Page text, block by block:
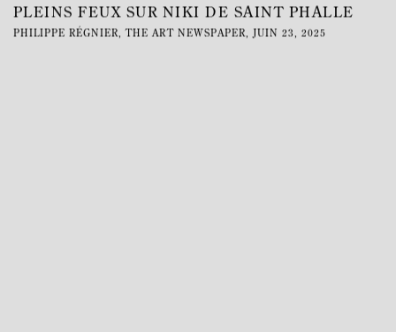
PLEINS FEUX SUR NIKI DE SAINT PHALLE
PHILIPPE RÉGNIER, THE ART NEWSPAPER, JUIN 23, 2025